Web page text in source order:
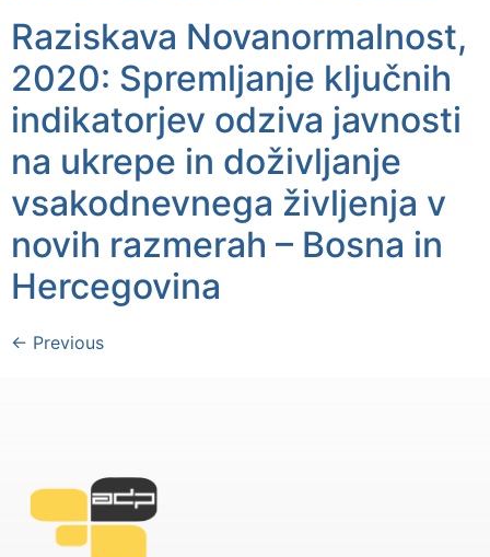
Raziskava Novanormalnost,
2020: Spremljanje ključnih
indikatorjev odziva javnosti
na ukrepe in doživljanje
vsakodnevnega življenja v
novih razmerah – Bosna in
Hercegovina
← Previous